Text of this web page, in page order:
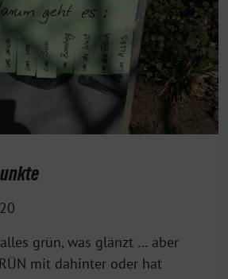
grün, was glänzt … aber
mit dahinter oder hat